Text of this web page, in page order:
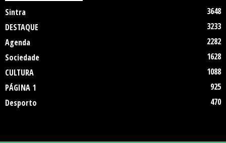
Sintra
3648
DESTAQUE
3233
Agenda
2282
Sociedade
1628
CULTURA
1088
PÁGINA 1
925
Desporto
470